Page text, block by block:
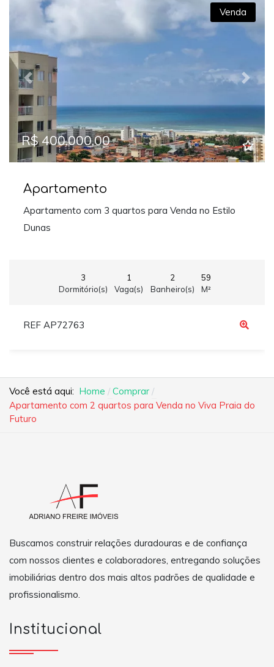
Previous Next
Venda
R$ 400.000,00
Apartamento
Apartamento com 3 quartos para Venda no Estilo
Dunas
3
Dormitório(s)
1
Vaga(s)
2
Banheiro(s)
59
M²
REF AP72763
Você está aqui: Home
Comprar
Apartamento com 2 quartos para Venda no Viva Praia do
Futuro
Buscamos construir relações duradouras e de confiança
com nossos clientes e colaboradores, entregando soluções
imobiliárias dentro dos mais altos padrões de qualidade e
profissionalismo.
Institucional